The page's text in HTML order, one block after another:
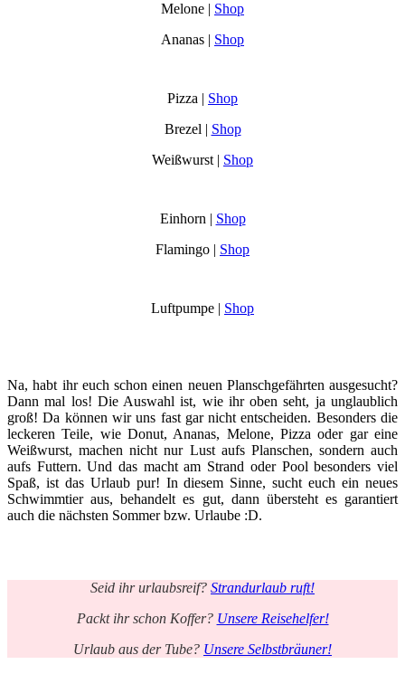
Melone | Shop
Ananas | Shop
Pizza | Shop
Brezel | Shop
Weißwurst | Shop
Einhorn | Shop
Flamingo | Shop
Luftpumpe | Shop
Na, habt ihr euch schon einen neuen Planschgefährten ausgesucht?
Dann mal los! Die Auswahl ist, wie ihr oben seht, ja unglaublich
groß! Da können wir uns fast gar nicht entscheiden. Besonders die
leckeren Teile, wie Donut, Ananas, Melone, Pizza oder gar eine
Weißwurst, machen nicht nur Lust aufs Planschen, sondern auch
aufs Futtern. Und das macht am Strand oder Pool besonders viel
Spaß, ist das Urlaub pur! In diesem Sinne, sucht euch ein neues
Schwimmtier aus, behandelt es gut, dann übersteht es garantiert
auch die nächsten Sommer bzw. Urlaube :D.
Seid ihr urlaubsreif? Strandurlaub ruft!
Packt ihr schon Koffer? Unsere Reisehelfer!
Urlaub aus der Tube? Unsere Selbstbräuner!